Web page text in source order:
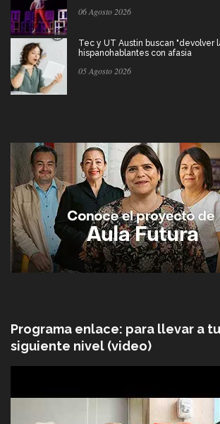
06 Agosto 2026
Tec y UT Austin buscan "devolver
hispanohablantes con afasia
05 Agosto 2026
Programa enlace: para llevar a
siguiente nivel (video)